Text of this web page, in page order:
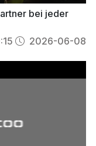
bei jeder
2026-06-08